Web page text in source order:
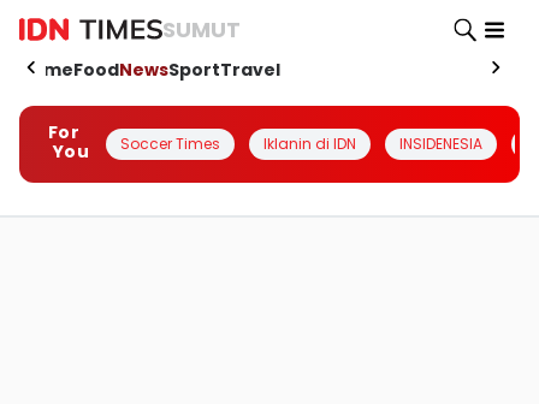
SUMUT
HomeFoodNewsSportTravel
For
You
Soccer Times Iklanin di IDN INSIDENESIA